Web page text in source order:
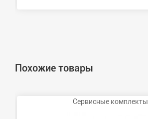
Похожие товары
Сервисные комплекты |